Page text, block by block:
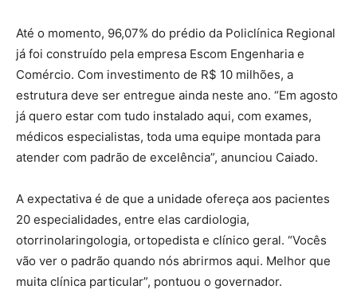
Até o momento, 96,07% do prédio da Policlínica Regional
já foi construído pela empresa Escom Engenharia e
Comércio. Com investimento de R$ 10 milhões, a
estrutura deve ser entregue ainda neste ano. “Em agosto
já quero estar com tudo instalado aqui, com exames,
médicos especialistas, toda uma equipe montada para
atender com padrão de excelência”, anunciou Caiado.
A expectativa é de que a unidade ofereça aos pacientes
20 especialidades, entre elas cardiologia,
otorrinolaringologia, ortopedista e clínico geral. “Vocês
vão ver o padrão quando nós abrirmos aqui. Melhor que
muita clínica particular”, pontuou o governador.